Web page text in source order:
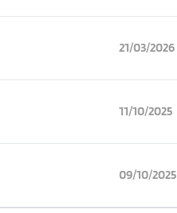
21/03/2026
11/10/2025
09/10/2025